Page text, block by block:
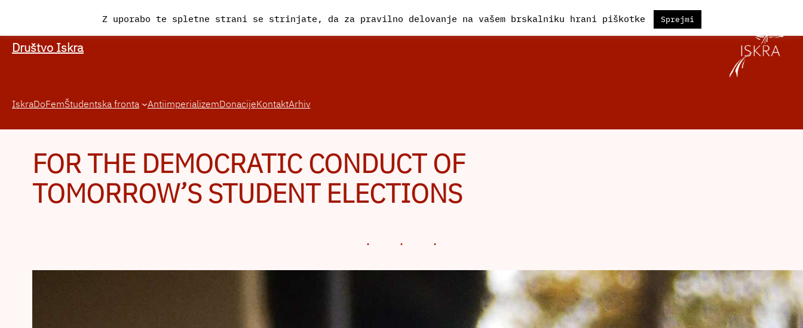
vsebino
Društvo Iskra
IskraDoFemŠtudentska fronta AntiimperializemDonacijeKontaktArhiv
FOR THE DEMOCRATIC CONDUCT OF
TOMORROW’S STUDENT ELECTIONS
Z uporabo te spletne strani se strinjate, da za pravilno delovanje na vašem brskalniku hrani piškotke Sprejmi